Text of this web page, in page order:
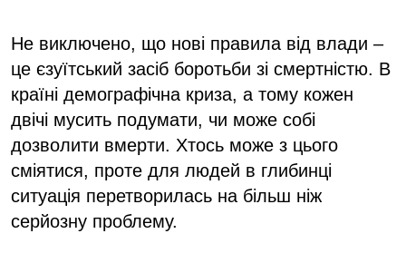
Не виключено, що нові правила від влади –
це єзуїтський засіб боротьби зі смертністю. В
країні демографічна криза, а тому кожен
двічі мусить подумати, чи може собі
дозволити вмерти. Хтось може з цього
сміятися, проте для людей в глибинці
ситуація перетворилась на більш ніж
серйозну проблему.